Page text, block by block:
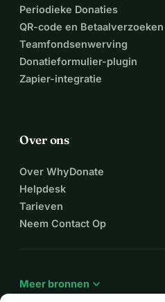
Periodieke Donaties
QR-code en Betaalverzoeken
Teamfondsenwerving
Donatieformulier-plugin
Zapier-integratie
Over ons
Over WhyDonate
Helpdesk
Tarieven
Neem Contact Op
Meer bronnen expand_more